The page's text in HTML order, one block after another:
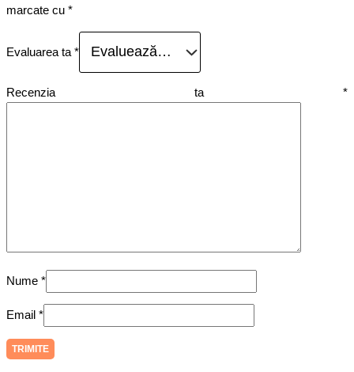
marcate cu *
Evaluarea ta *
Recenzia ta *
Nume *
Email *